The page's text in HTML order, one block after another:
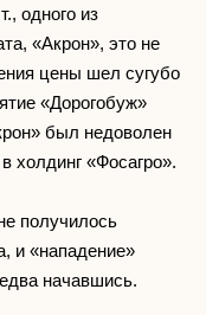
одного из
«Акрон», это не
цены шел сугубо
«Дорогобуж»
был недоволен
холдинг «Фосагро».
получилось
и «нападение»
начавшись.